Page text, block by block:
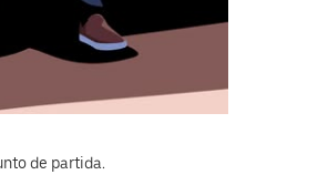
de partida.